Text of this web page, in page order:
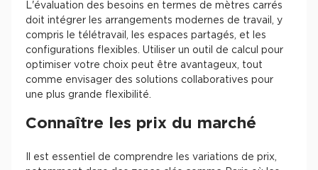
L'évaluation des besoins en termes de mètres carrés
doit intégrer les arrangements modernes de travail, y
compris le télétravail, les espaces partagés, et les
configurations flexibles. Utiliser un outil de calcul pour
optimiser votre choix peut être avantageux, tout
comme envisager des solutions collaboratives pour
une plus grande flexibilité.
Connaître les prix du marché
Il est essentiel de comprendre les variations de prix,